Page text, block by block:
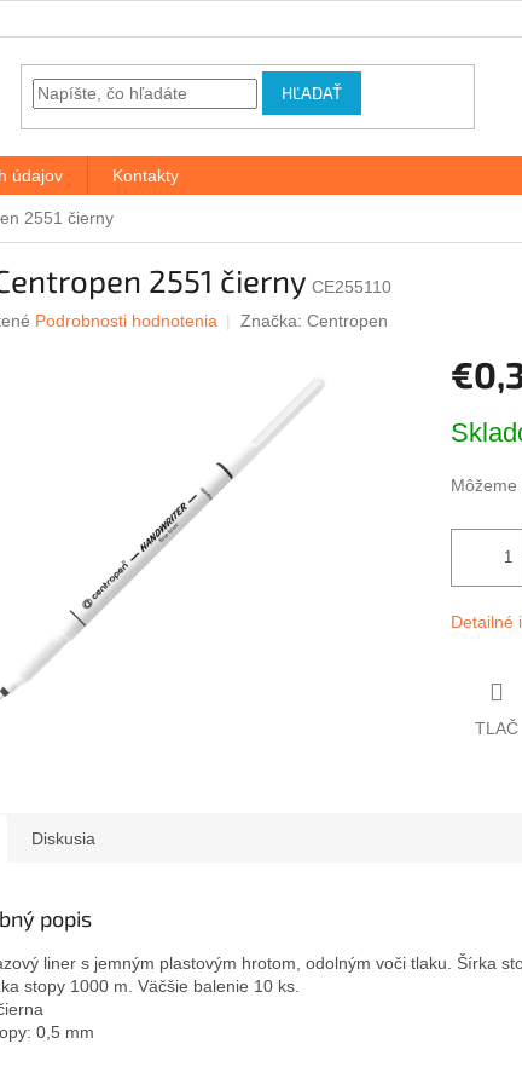
HĽADAŤ
údajov Kontakty
2551 čierny
2551 čierny CE255110
Podrobnosti hodnotenia Značka: Centropen
cena:
Detailné
TLAČ
Diskusia
popis
liner s jemným plastovým hrotom, odolným voči tlaku. Šírka
stopy 1000 m. Väčšie balenie 10 ks.
0,5 mm